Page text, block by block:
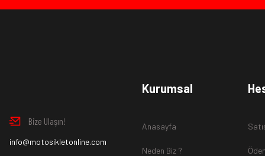
www.MotosikletOnline.com alışveriş sitesinden almış
Aksi durum söz konusu olduğunda
Bize Ulaşın!
info@motosikletonline.com
Kurumsal
Anasayfa
Neden Biz ?